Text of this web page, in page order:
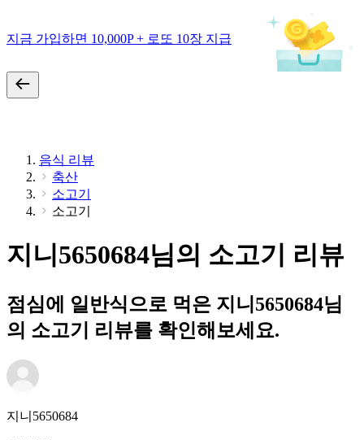
지금 가입하면 10,000P + 로또 10장 지급
음식 리뷰
축산
소고기
소고기
지니5650684님의 소고기 리뷰
점심에 일반식으로 먹은 지니5650684님
의 소고기 리뷰를 확인해보세요.
지니5650684